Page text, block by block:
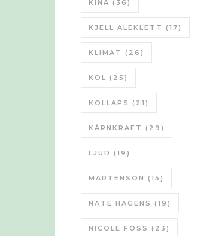
KINA (36)
KJELL ALEKLETT (17)
KLIMAT (26)
KOL (25)
KOLLAPS (21)
KÄRNKRAFT (29)
LJUD (19)
MARTENSON (15)
NATE HAGENS (19)
NICOLE FOSS (23)